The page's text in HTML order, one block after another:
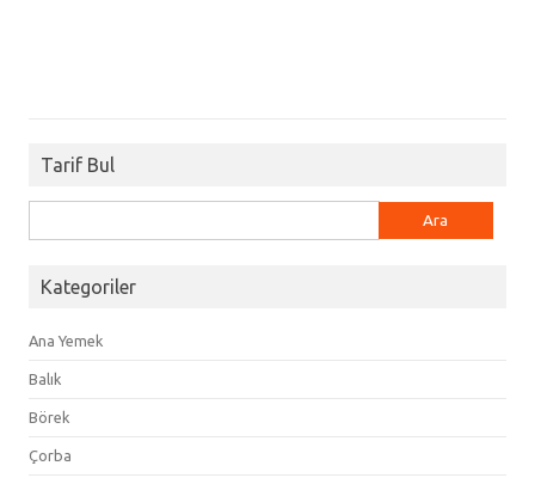
Tarif Bul
Kategoriler
Ana Yemek
Balık
Börek
Çorba